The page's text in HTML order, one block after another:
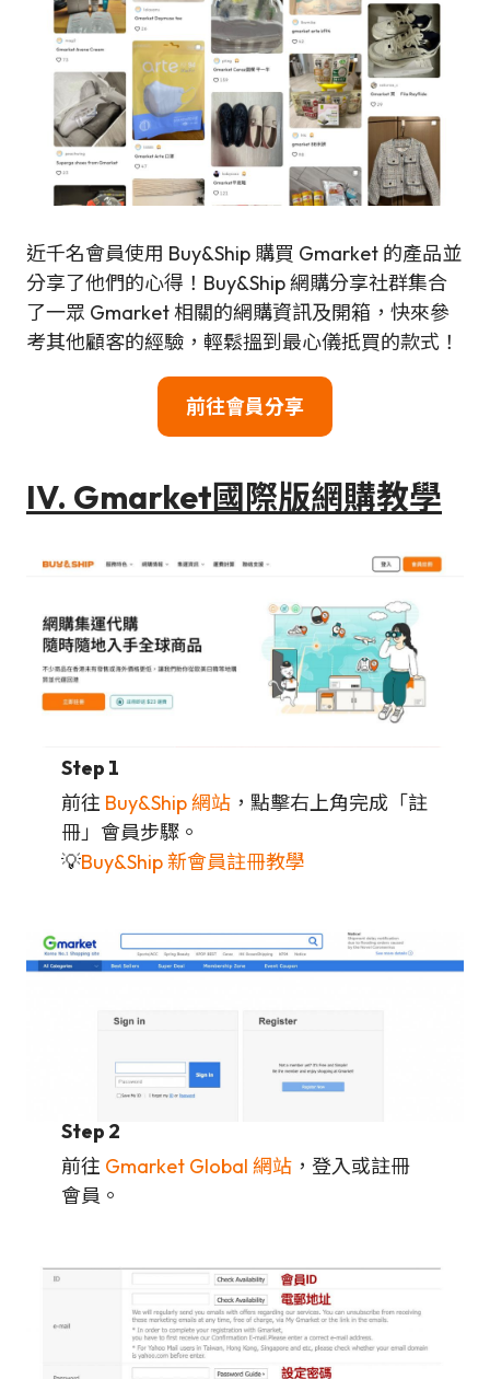
近千名會員使用 Buy&Ship 購買 Gmarket 的產品並
分享了他們的心得！Buy&Ship 網購分享社群集合
了一眾 Gmarket 相關的網購資訊及開箱，快來參
考其他顧客的經驗，輕鬆搵到最心儀抵買的款式！
前往會員分享
IV. Gmarket國際版網購教學
Step 1
前往 Buy&Ship 網站 ，點擊右上角完成「註
冊」會員步驟。
💡Buy&Ship 新會員註冊教學
Step 2
前往 Gmarket Global 網站 ，登入或註冊
會員。